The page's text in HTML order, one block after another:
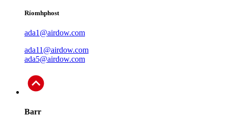
Ríomhphost
ada1@airdow.com
ada11@airdow.com
ada5@airdow.com
Barr